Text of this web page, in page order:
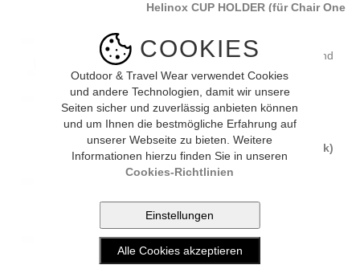
COOKIES
Outdoor & Travel Wear verwendet Cookies
und andere Technologien, damit wir unsere
Seiten sicher und zuverlässig anbieten können
und um Ihnen die bestmögliche Erfahrung auf
unserer Webseite zu bieten. Weitere
Informationen hierzu finden Sie in unseren
Cookies-Richtlinien
Helinox CUP HOLDER (für Chair One
Dieser schlichte und vielseitige
Getränkehalter lässt sich schnell und
sicher ...
18.00 CHF
Helinox CHAIR BALL FEET (black)
Sorge für einen stabileren Sitz mit
diesem Set von 4 ...